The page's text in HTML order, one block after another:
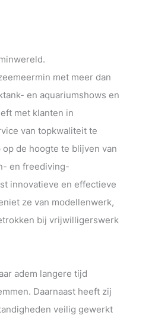
met meer dan
en aquariumshows en
met klanten in
van topkwaliteit te
de hoogte te blijven van
en freediving-
innovatieve en effectieve
ze van modellenwerk,
bij vrijwilligerswerk
adem langere tijd
Daarnaast heeft zij
veilig gewerkt